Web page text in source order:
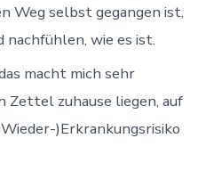
Weg selbst gegangen ist,
wie es ist.
macht mich sehr
Zettel zuhause liegen, auf
)Erkrankungsrisiko